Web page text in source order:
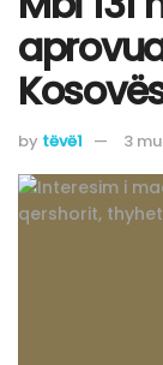
by tëvë1 3